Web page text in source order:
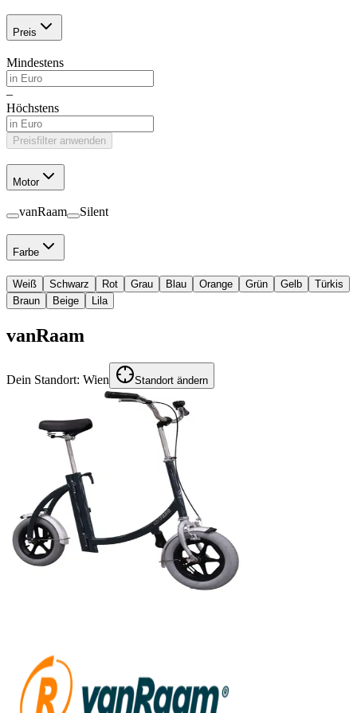
Preis
Mindestens
–
Höchstens
Preisfilter anwenden
Motor
vanRaam Silent
Farbe
Weiß Schwarz Rot Grau Blau Orange Grün Gelb
Türkis
Braun
Beige Lila
vanRaam
Dein Standort: Wien Standort ändern